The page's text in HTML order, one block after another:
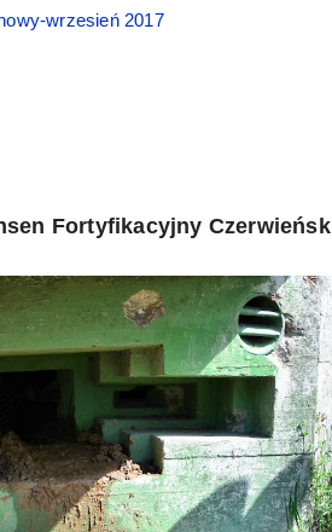
wrzesień 2017
Fortyfikacyjny Czerwieńsk